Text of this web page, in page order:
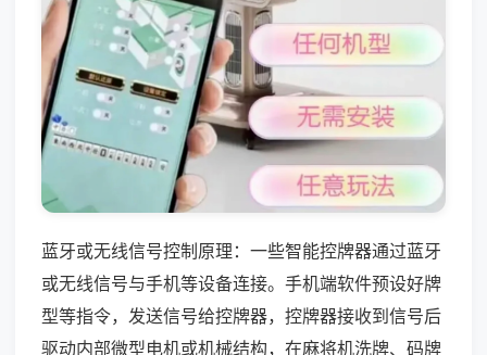
蓝牙或无线信号控制原理：一些智能控牌器通过蓝牙
或无线信号与手机等设备连接。手机端软件预设好牌
型等指令，发送信号给控牌器，控牌器接收到信号后
驱动内部微型电机或机械结构，在麻将机洗牌、码牌